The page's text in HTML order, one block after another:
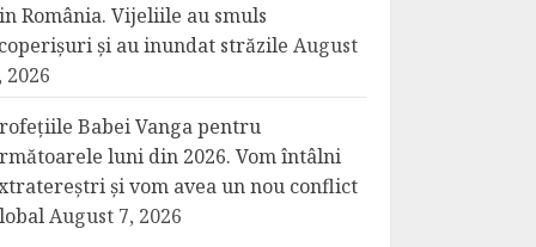
România. Vijeliile au smuls
și au inundat străzile August
2026
Babei Vanga pentru
luni din 2026. Vom întâlni
și vom avea un nou conflict
August 7, 2026